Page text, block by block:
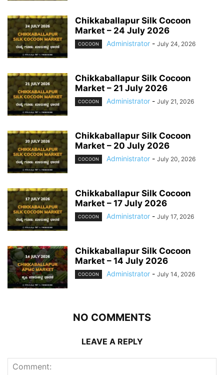
Chikkaballapur Silk Cocoon
Market – 24 July 2026
COCOON Administrator - July 24, 2026
Chikkaballapur Silk Cocoon
Market – 21 July 2026
COCOON Administrator - July 21, 2026
Chikkaballapur Silk Cocoon
Market – 20 July 2026
COCOON Administrator - July 20, 2026
Chikkaballapur Silk Cocoon
Market – 17 July 2026
COCOON Administrator - July 17, 2026
Chikkaballapur Silk Cocoon
Market – 14 July 2026
COCOON Administrator - July 14, 2026
NO COMMENTS
LEAVE A REPLY